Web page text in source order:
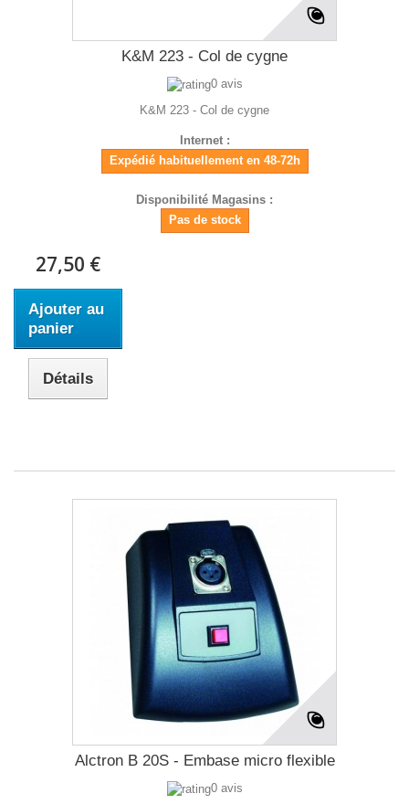
K&M 223 - Col de cygne
0 avis
K&M 223 - Col de cygne
Internet :
Expédié habituellement en 48-72h
Disponibilité Magasins :
Pas de stock
27,50 €
Ajouter au
panier
Détails
Alctron B 20S - Embase micro flexible
0 avis